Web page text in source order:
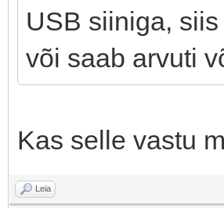
USB siiniga,
või saab arvuti
Kas selle vastu
Leia